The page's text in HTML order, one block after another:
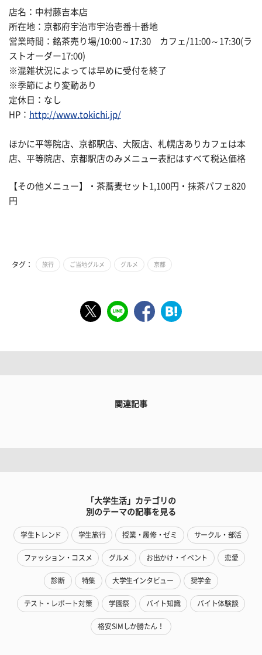
店名：中村藤吉本店
所在地：京都府宇治市宇治壱番十番地
営業時間：銘茶売り場/10:00～17:30 カフェ/11:00～17:30(ラ
ストオーダー17:00)
※混雑状況によっては早めに受付を終了
※季節により変動あり
定休日：なし
HP： http://www.tokichi.jp/
ほかに平等院店、京都駅店、大阪店、札幌店ありカフェは本
店、平等院店、京都駅店のみメニュー表記はすべて税込価格
【その他メニュー】・茶蕎麦セット1,100円・抹茶パフェ820
円
タグ： 旅行 ご当地グルメ グルメ 京都
関連記事
「大学生活」カテゴリの
別のテーマの記事を見る
学生トレンド 学生旅行 授業・履修・ゼミ サークル・部活
ファッション・コスメ グルメ お出かけ・イベント 恋愛
診断 特集 大学生インタビュー 奨学金
テスト・レポート対策 学園祭 バイト知識 バイト体験談
格安SIMしか勝たん！